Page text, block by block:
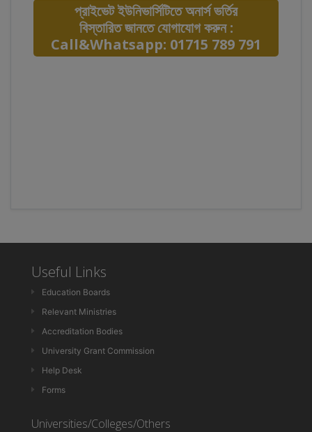
প্রাইভেট ইউনিভার্সিটিতে অনার্স ভর্তির
বিস্তারিত জানতে যোগাযোগ করুন :
Call&Whatsapp: 01715 789 791
Useful Links
Education Boards
Relevant Ministries
Accreditation Bodies
University Grant Commission
Help Desk
Forms
Universities/Colleges/Others